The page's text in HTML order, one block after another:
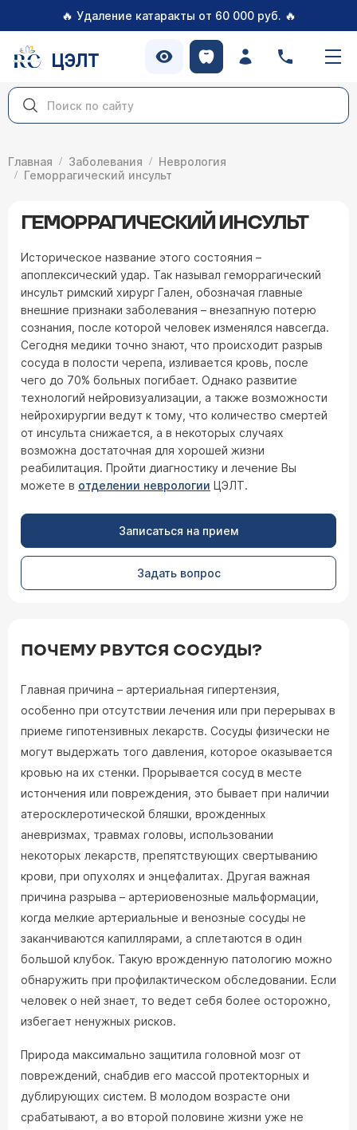
🔥 Удаление катаракты от 60 000 руб. 🔥
ЦЭЛТ
Главная Заболевания
Неврология
Геморрагический инсульт
ГЕМОРРАГИЧЕСКИЙ ИНСУЛЬТ
Историческое название этого состояния –
апоплексический удар. Так называл геморрагический
инсульт римский хирург Гален, обозначая главные
внешние признаки заболевания – внезапную потерю
сознания, после которой человек изменялся навсегда.
Сегодня медики точно знают, что происходит разрыв
сосуда в полости черепа, изливается кровь, после
чего до 70% больных погибает. Однако развитие
технологий нейровизуализации, а также возможности
нейрохирургии ведут к тому, что количество смертей
от инсульта снижается, а в некоторых случаях
возможна достаточная для хорошей жизни
реабилитация. Пройти диагностику и лечение Вы
можете в отделении неврологии ЦЭЛТ.
Записаться на прием
Задать вопрос
ПОЧЕМУ РВУТСЯ СОСУДЫ?
Главная причина – артериальная гипертензия,
особенно при отсутствии лечения или при перерывах в
приеме гипотензивных лекарств. Сосуды физически не
могут выдержать того давления, которое оказывается
кровью на их стенки. Прорывается сосуд в месте
истончения или повреждения, это бывает при наличии
атеросклеротической бляшки, врожденных
аневризмах, травмах головы, использовании
некоторых лекарств, препятствующих свертыванию
крови, при опухолях и энцефалитах. Другая важная
причина разрыва – артериовенозные мальформации,
когда мелкие артериальные и венозные сосуды не
заканчиваются капиллярами, а сплетаются в один
большой клубок. Такую врожденную патологию можно
обнаружить при профилактическом обследовании. Если
человек о ней знает, то ведет себя более осторожно,
избегает ненужных рисков.
Природа максимально защитила головной мозг от
повреждений, снабдив его массой протекторных и
дублирующих систем. В молодом возрасте они
срабатывают, а во второй половине жизни уже не